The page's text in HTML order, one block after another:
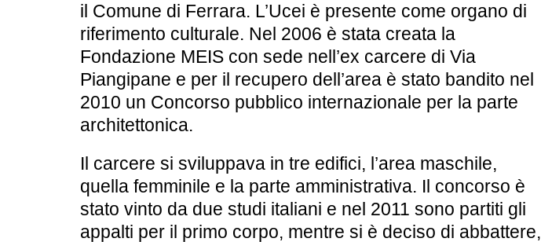
il Comune di Ferrara. L’Ucei è presente come organo di
riferimento culturale. Nel 2006 è stata creata la
Fondazione MEIS con sede nell’ex carcere di Via
Piangipane e per il recupero dell’area è stato bandito nel
2010 un Concorso pubblico internazionale per la parte
architettonica.
Il carcere si sviluppava in tre edifici, l’area maschile,
quella femminile e la parte amministrativa. Il concorso è
stato vinto da due studi italiani e nel 2011 sono partiti gli
appalti per il primo corpo, mentre si è deciso di abbattere,